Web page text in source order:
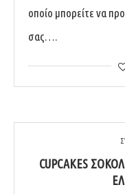
οποίο μπορείτε να
σας….
CUPCAKES